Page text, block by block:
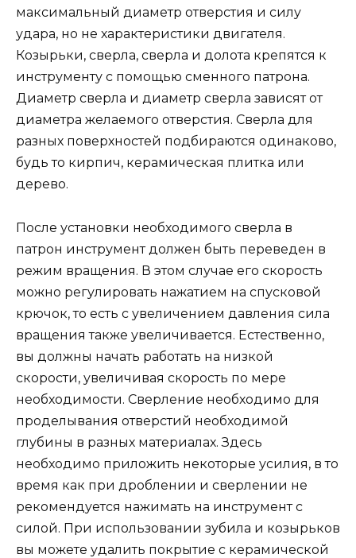
максимальный диаметр отверстия и силу
удара, но не характеристики двигателя.
Козырьки, сверла, сверла и долота крепятся к
инструменту с помощью сменного патрона.
Диаметр сверла и диаметр сверла зависят от
диаметра желаемого отверстия. Сверла для
разных поверхностей подбираются одинаково,
будь то кирпич, керамическая плитка или
дерево.
После установки необходимого сверла в
патрон инструмент должен быть переведен в
режим вращения. В этом случае его скорость
можно регулировать нажатием на спусковой
крючок, то есть с увеличением давления сила
вращения также увеличивается. Естественно,
вы должны начать работать на низкой
скорости, увеличивая скорость по мере
необходимости. Сверление необходимо для
проделывания отверстий необходимой
глубины в разных материалах. Здесь
необходимо приложить некоторые усилия, в то
время как при дроблении и сверлении не
рекомендуется нажимать на инструмент с
силой. При использовании зубила и козырьков
вы можете удалить покрытие с керамической